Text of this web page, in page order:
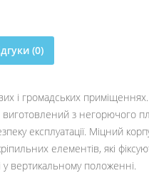
(0)
і громадських
з негорючого
експлуатації. Міцний
елементів, які
у вертикальному положенні.